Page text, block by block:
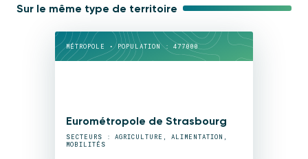
Sur le même type de territoire
MÉTROPOLE • POPULATION : 477000
Eurométropole de Strasbourg
SECTEURS : AGRICULTURE, ALIMENTATION,
MOBILITÉS